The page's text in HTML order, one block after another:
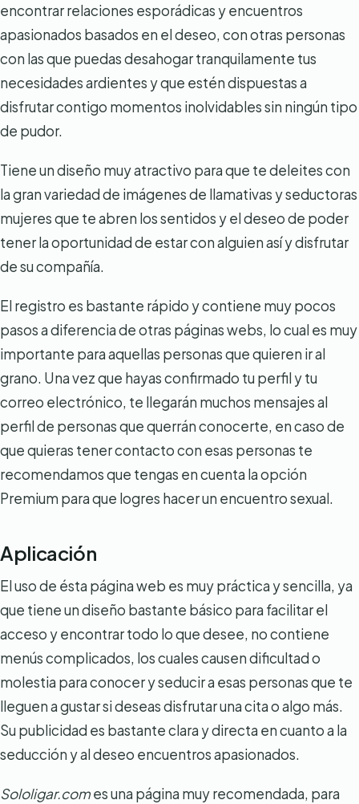
encontrar relaciones esporádicas y encuentros
apasionados basados en el deseo, con otras personas
con las que puedas desahogar tranquilamente tus
necesidades ardientes y que estén dispuestas a
disfrutar contigo momentos inolvidables sin ningún tipo
de pudor.
Tiene un diseño muy atractivo para que te deleites con
la gran variedad de imágenes de llamativas y seductoras
mujeres que te abren los sentidos y el deseo de poder
tener la oportunidad de estar con alguien así y disfrutar
de su compañía.
El registro es bastante rápido y contiene muy pocos
pasos a diferencia de otras páginas webs, lo cual es muy
importante para aquellas personas que quieren ir al
grano. Una vez que hayas confirmado tu perfil y tu
correo electrónico, te llegarán muchos mensajes al
perfil de personas que querrán conocerte, en caso de
que quieras tener contacto con esas personas te
recomendamos que tengas en cuenta la opción
Premium para que logres hacer un encuentro sexual.
Aplicación
El uso de ésta página web es muy práctica y sencilla, ya
que tiene un diseño bastante básico para facilitar el
acceso y encontrar todo lo que desee, no contiene
menús complicados, los cuales causen dificultad o
molestia para conocer y seducir a esas personas que te
lleguen a gustar si deseas disfrutar una cita o algo más.
Su publicidad es bastante clara y directa en cuanto a la
seducción y al deseo encuentros apasionados.
Sololigar.comes una página muy recomendada, para